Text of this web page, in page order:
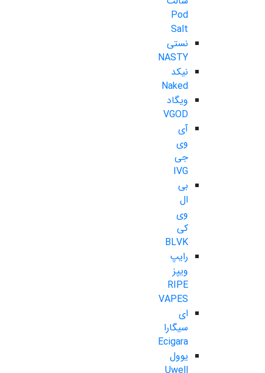
Pod
Salt
نستی
NASTY
نیکد
Naked
ویگاد
VGOD
آی
وی
جی
IVG
بی
ال
وی
کی
BLVK
رایپ
ویپز
RIPE
VAPES
ای
سیگارا
Ecigara
یوول